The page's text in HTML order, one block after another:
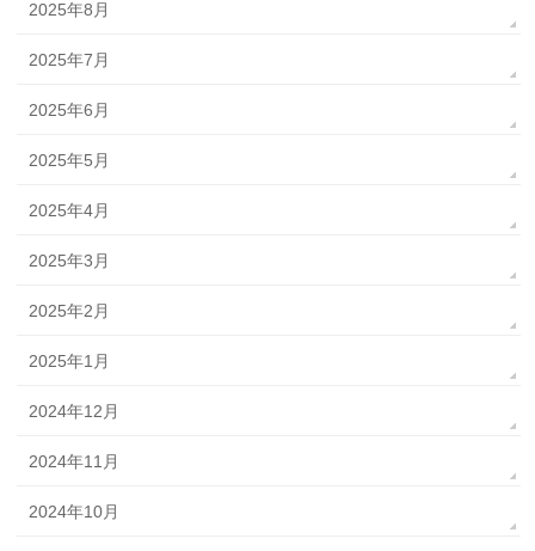
2025年8月
2025年7月
2025年6月
2025年5月
2025年4月
2025年3月
2025年2月
2025年1月
2024年12月
2024年11月
2024年10月